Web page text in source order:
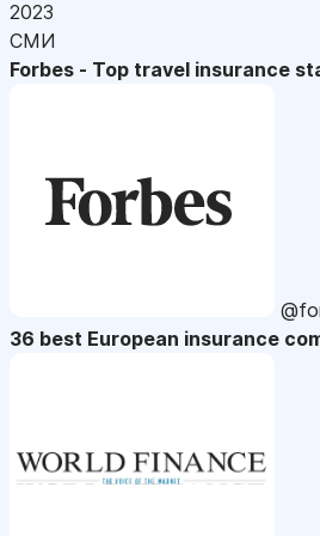
2023
СМИ
Forbes - Top travel insurance
36 best European insurance